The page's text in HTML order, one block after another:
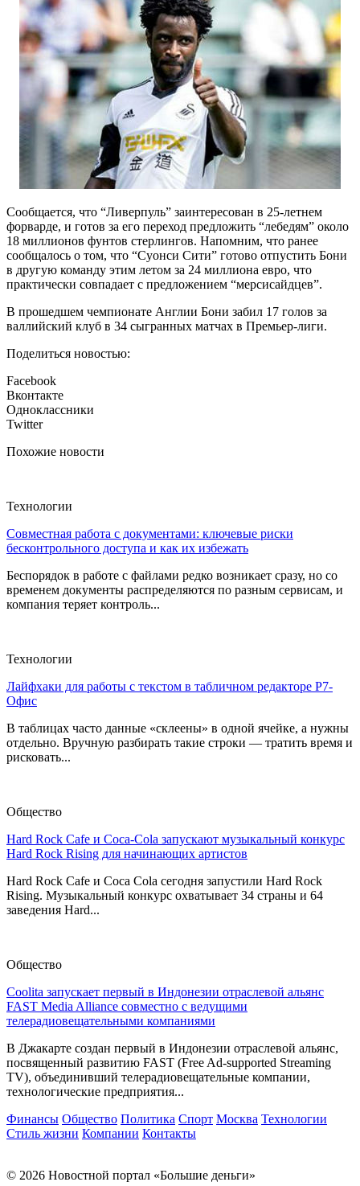
Сообщается, что “Ливерпуль” заинтересован в 25-летнем
форварде, и готов за его переход предложить “лебедям” около
18 миллионов фунтов стерлингов. Напомним, что ранее
сообщалось о том, что “Суонси Сити” готово отпустить Бони
в другую команду этим летом за 24 миллиона евро, что
практически совпадает с предложением “мерсисайдцев”.
В прошедшем чемпионате Англии Бони забил 17 голов за
валлийский клуб в 34 сыгранных матчах в Премьер-лиги.
Поделиться новостью:
Facebook
Вконтакте
Одноклассники
Twitter
Похожие новости
Технологии
Совместная работа с документами: ключевые риски
бесконтрольного доступа и как их избежать
Беспорядок в работе с файлами редко возникает сразу, но со
временем документы распределяются по разным сервисам, и
компания теряет контроль...
Технологии
Лайфхаки для работы с текстом в табличном редакторе Р7-
Офис
В таблицах часто данные «склеены» в одной ячейке, а нужны
отдельно. Вручную разбирать такие строки — тратить время и
рисковать...
Общество
Hard Rock Cafe и Coca-Cola запускают музыкальный конкурс
Hard Rock Rising для начинающих артистов
Hard Rock Cafe и Coca Cola сегодня запустили Hard Rock
Rising. Музыкальный конкурс охватывает 34 страны и 64
заведения Hard...
Общество
Coolita запускает первый в Индонезии отраслевой альянс
FAST Media Alliance совместно с ведущими
телерадиовещательными компаниями
В Джакарте создан первый в Индонезии отраслевой альянс,
посвященный развитию FAST (Free Ad-supported Streaming
TV), объединивший телерадиовещательные компании,
технологические предприятия...
Финансы Общество Политика Спорт Москва Технологии
Стиль жизни Компании Контакты
© 2026 Новостной портал «Большие деньги»